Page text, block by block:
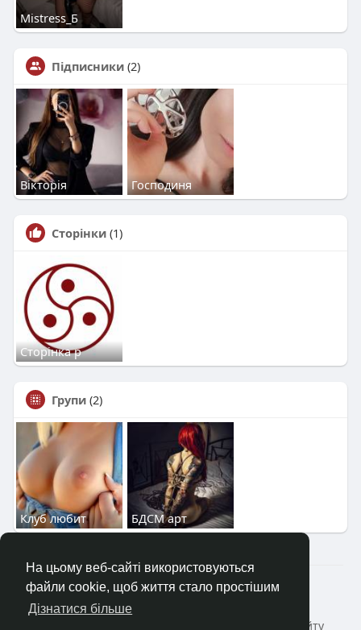
На цьому веб-сайті використовуються
файли cookie, щоб життя стало простішим
Дізнатися більше
Mistress_Б
Підписники (2)
Вікторія Господиня
Сторінки (1)
Сторінка р
Групи (2)
Клуб любит БДСМ арт
2023—2026 © Клуб «Насолода»
Головна
Коротко про
Умови і Правила сайту